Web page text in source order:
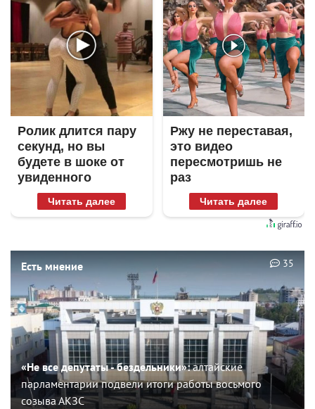
Ролик длится пару
секунд, но вы
будете в шоке от
увиденного
Читать далее
Ржу не переставая,
это видео
пересмотришь не
раз
Читать далее
Есть мнение
«Не все депутаты - бездельники»:алтайские
парламентарии подвели итоги работы восьмого
созыва АКЗС
35